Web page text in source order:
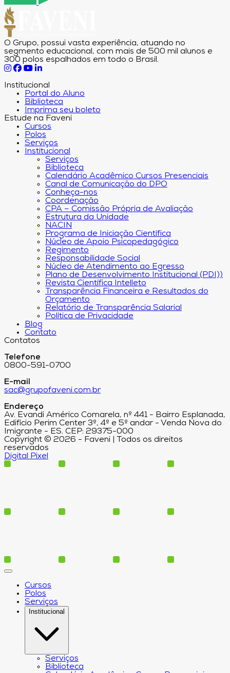
O Grupo, possui vasta experiência, atuando no
segmento educacional, com mais de 500 mil alunos e
300 polos espalhados em todo o Brasil.
Institucional
Portal do Aluno
Biblioteca
Imprima seu boleto
Estude na Faveni
Cursos
Polos
Serviços
Institucional
Serviços
Biblioteca
Calendário Acadêmico Cursos Presenciais
Canal de Comunicação do DPO
Conheça-nos
Coordenação
CPA – Comissão Própria de Avaliação
Estrutura da Unidade
NACIN
Programa de Iniciação Científica
Núcleo de Apoio Psicopedagógico
Regimento
Responsabilidade Social
Núcleo de Atendimento ao Egresso
Plano de Desenvolvimento Institucional (PDI))
Revista Científica Intelleto
Transparência Financeira e Resultados do
Orçamento
Relatório de Transparência Salarial
Política de Privacidade
Blog
Contato
Contatos
Telefone
0800-591-0700
E-mail
sac@grupofaveni.com.br
Endereço
Av. Evandi Américo Comarela, nº 441 - Bairro Esplanada,
Edifício Perim Center 3º, 4º e 5º andar - Venda Nova do
Imigrante - ES. CEP: 29375-000
Copyright © 2026 - Faveni | Todos os direitos
reservados
Digital Pixel
Cursos
Polos
Serviços
Institucional
Serviços
Biblioteca